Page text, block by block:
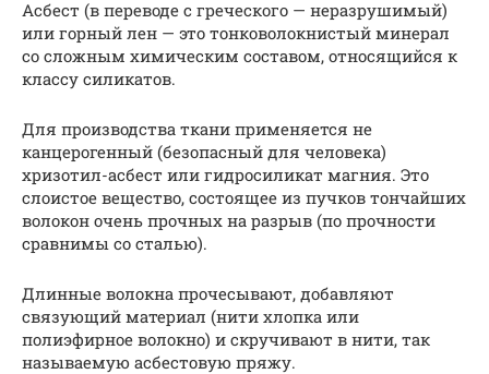
Асбест (в переводе с греческого — неразрушимый)
или горный лен — это тонковолокнистый минерал
со сложным химическим составом, относящийся к
классу силикатов.
Для производства ткани применяется не
канцерогенный (безопасный для человека)
хризотил-асбест или гидросиликат магния. Это
слоистое вещество, состоящее из пучков тончайших
волокон очень прочных на разрыв (по прочности
сравнимы со сталью).
Длинные волокна прочесывают, добавляют
связующий материал (нити хлопка или
полиэфирное волокно) и скручивают в нити, так
называемую асбестовую пряжу.